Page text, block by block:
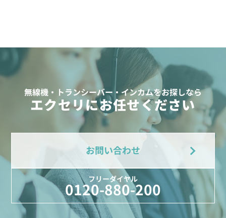
無線機・トランシーバー・インカムをお探しなら
エクセリにお任せください
お問い合わせ
フリーダイヤル
0120-880-200